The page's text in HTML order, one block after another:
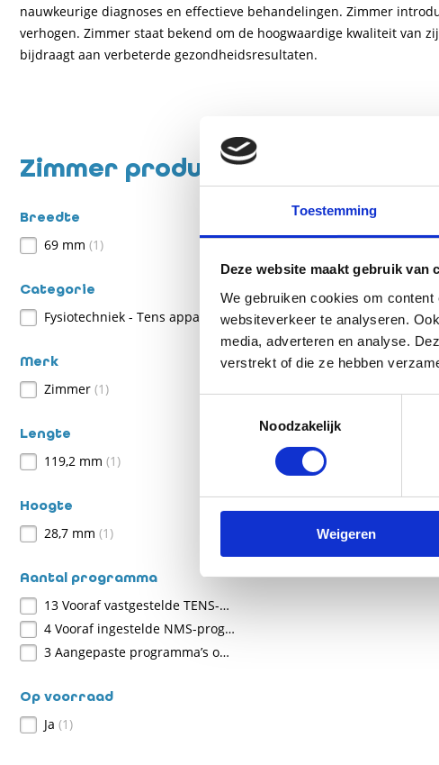
Toestemming
Deze website maakt gebruik van
We gebruiken cookies om
websiteverkeer te analyseren.
media, adverteren en analyse.
verstrekt of die ze hebben
Noodzakelijk
Weigeren
nauwkeurige diagnoses en effectieve behandelingen. Zimmer
verhogen. Zimmer staat bekend om de hoogwaardige kwaliteit van
bijdraagt aan verbeterde gezondheidsresultaten.
Zimmer producten
Breedte
69 mm (1)
Categorie
Fysiotechniek - Tens appartuur (1)
Merk
Zimmer (1)
Lengte
119,2 mm (1)
Hoogte
28,7 mm (1)
Aantal programma
13 Vooraf vastgestelde TENS-programma’s
4 Vooraf ingestelde NMS-programma’s
3 Aangepaste programma’s om uw eigen behandeling op te zetten
Op voorraad
Ja (1)
Zimmer